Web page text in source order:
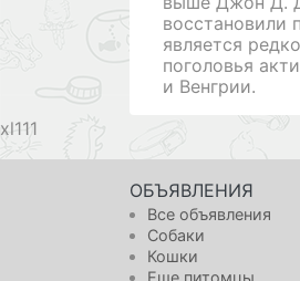
восстановили
является
поголовья
и Венгрии.
111
ОБЪЯВЛЕНИЯ
Все объявления
Собаки
Кошки